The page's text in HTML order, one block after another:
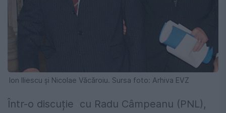
Ion Iliescu și Nicolae Văcăroiu. Sursa foto: Arhiva EVZ
Într-o discuție cu Radu Câmpeanu (PNL),